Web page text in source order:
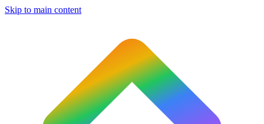
Skip to main content